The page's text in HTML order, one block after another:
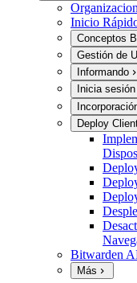
Inicio
Conceptos
Gestión de
Informando
Inicia
Deploy
Bitwarden
Más